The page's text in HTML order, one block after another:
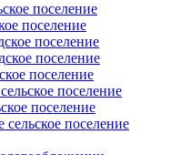
поселение
поселение
поселение
поселение
поселение
поселение
поселение
поселение